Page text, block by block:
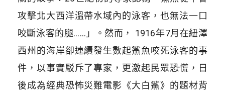
攻擊北大西洋溫帶水域內的泳客，也無法一口
咬斷泳客的腿……」。然而， 1916年7月在紐澤
西州的海岸卻連續發生數起鯊魚咬死泳客的事
件，以事實駁斥了專家，更激起民眾恐慌，日
後成為經典恐怖災難電影《大白鯊》的題材背